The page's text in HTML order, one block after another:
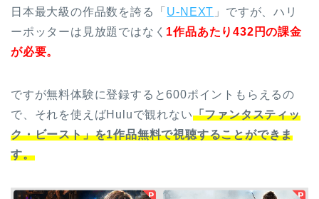
日本最大級の作品数を誇る「 U-NEXT 」ですが、ハリ
ーポッターは見放題ではなく 1作品あたり432円の課金
が必要。
ですが無料体験に登録すると600ポイントもらえるの
で、それを使えばHuluで観れない「ファンタスティッ
ク・ビースト」を1作品無料で視聴することができま
す。